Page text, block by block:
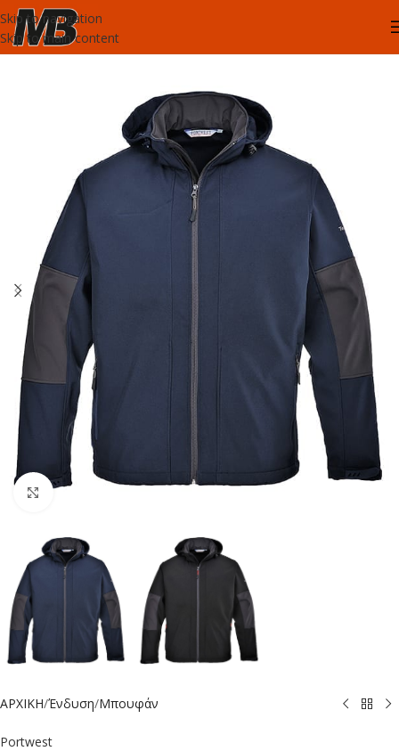
Skip to navigation
Skip to main content
Click to enlarge
ΑΡΧΙΚΗ/Ένδυση/Μπουφάν
Portwest